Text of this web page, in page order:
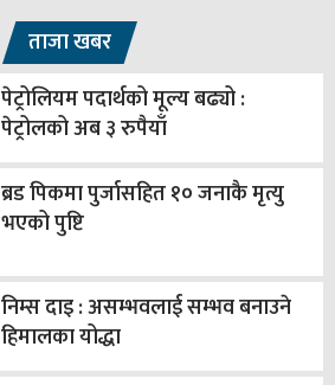
ताजा खबर
पेट्रोलियम पदार्थको मूल्य बढ्यो :
पेट्रोलको अब ३ रुपैयाँ
ब्रड पिकमा पुर्जासहित १० जनाकै मृत्यु
भएको पुष्टि
निम्स दाइ : असम्भवलाई सम्भव बनाउने
हिमालका योद्धा